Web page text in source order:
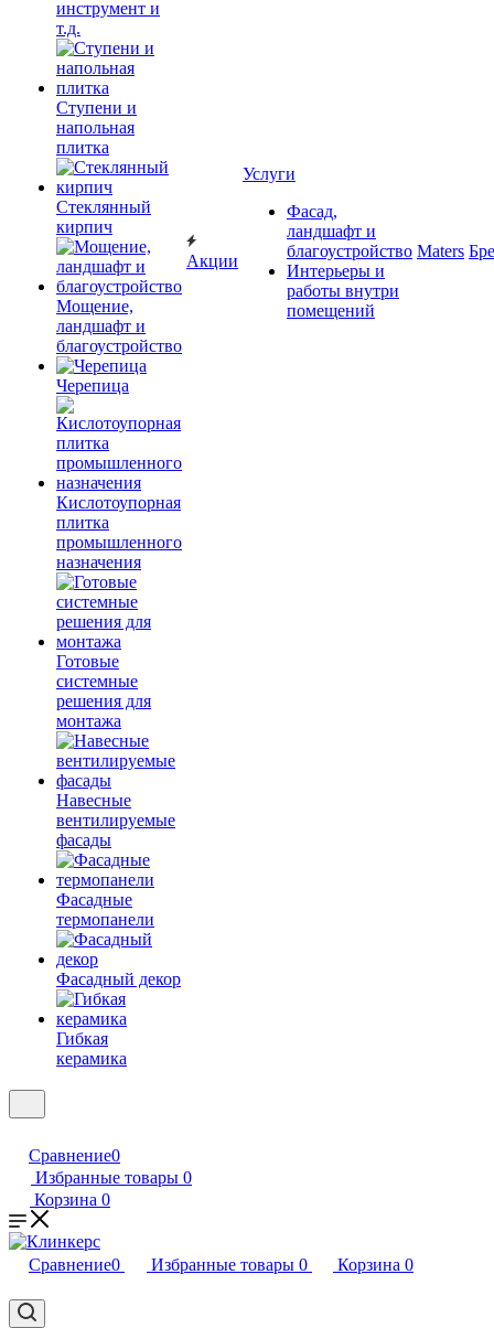
инструмент и
т.д.
Ступени и
напольная
плитка
Cтеклянный
кирпич
Мощение,
ландшафт и
благоустройство
Черепица
Кислотоупорная
плитка
промышленного
назначения
Готовые
системные
решения для
монтажа
Навесные
вентилируемые
фасады
Фасадные
термопанели
Фасадный декор
Гибкая
керамика
Акции
Услуги
Фасад,
ландшафт и
благоустройство
Интерьеры и
работы внутри
помещений
Maters
Сравнение0
Избранные товары 0
Корзина 0
Сравнение0 Избранные товары 0 Корзина 0